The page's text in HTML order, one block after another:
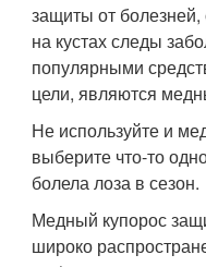
защиты от
на кустах следы
популярными
цели, являются
Не используйте и
выберите что-то
болела лоза в сезон.
Медный купорос
широко